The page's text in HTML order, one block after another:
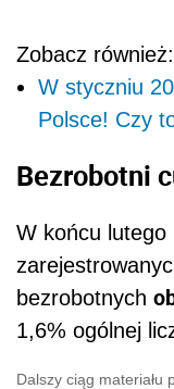
Zobacz również:
W styczniu
Polsce! Czy
Bezrobotni
W końcu lutego
bezrobotnych
1,6% ogólnej
Dalszy ciąg materiału